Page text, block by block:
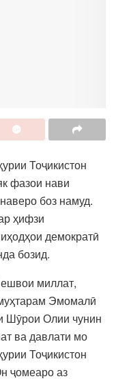
Тоҷикистон
фазои нави
боз намуд.
ҳифзи
демократӣ
бозид.
миллат,
Эмомалӣ
Шӯрои Олии чунин
ва давлати мо
Тоҷикистон
ҷомеаро аз